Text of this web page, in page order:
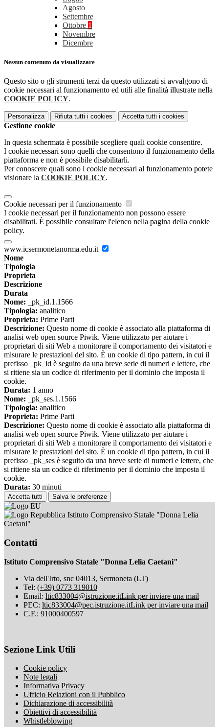
Agosto
Settembre
Ottobre 1
Novembre
Dicembre
Nessun contenuto da visualizzare
Questo sito o gli strumenti terzi da questo utilizzati si avvalgono di
cookie necessari al funzionamento ed utili alle finalità illustrate nella
COOKIE POLICY.
Personalizza Rifiuta tutti i cookies Accetta tutti i cookies
Gestione cookie
In questa schermata è possibile scegliere quali cookie consentire.
I cookie necessari sono quelli che consentono il funzionamento della
piattaforma e non è possibile disabilitarli.
Per conoscere quali sono i cookie necessari al funzionamento potete
visionare la COOKIE POLICY.
Cookie necessari per il funzionamento
I cookie necessari per il funzionamento non possono essere
disabilitati. È possibile consultare l'elenco nella pagina della cookie
policy.
www.icsermonetanorma.edu.it
Nome
Tipologia
Proprieta
Descrizione
Durata
Nome: _pk_id.1.1566
Tipologia: analitico
Proprieta: Prime Parti
Descrizione: Questo nome di cookie è associato alla piattaforma di
analisi web open source Piwik. Viene utilizzato per aiutare i
proprietari di siti Web a monitorare il comportamento dei visitatori e
misurare le prestazioni del sito. È un cookie di tipo pattern, in cui il
prefisso _pk_id è seguito da una breve serie di numeri e lettere, che
si ritiene sia un codice di riferimento per il dominio che imposta il
cookie.
Durata: 1 anno
Nome: _pk_ses.1.1566
Tipologia: analitico
Proprieta: Prime Parti
Descrizione: Questo nome di cookie è associato alla piattaforma di
analisi web open source Piwik. Viene utilizzato per aiutare i
proprietari di siti Web a monitorare il comportamento dei visitatori e
misurare le prestazioni del sito. È un cookie di tipo pattern, in cui il
prefisso _pk_ses è seguito da una breve serie di numeri e lettere, che
si ritiene sia un codice di riferimento per il dominio che imposta il
cookie.
Durata: 30 minuti
Accetta tutti Salva le preferenze
Istituto Comprensivo Statale "Donna Lelia
Caetani"
Contatti
Istituto Comprensivo Statale "Donna Lelia Caetani"
Via dell'Irto, snc 04013, Sermoneta (LT)
Tel: (+39) 0773 319010
Email: ltic833004@istruzione.itLink per inviare una mail
PEC: ltic833004@pec.istruzione.itLink per inviare una mail
C.F.: 91000400597
Sezione Link Utili
Cookie policy
Note legali
Informativa Privacy
Ufficio Relazioni con il Pubblico
Dichiarazione di accessibilità
Obiettivi di accessibilità
Whistleblowing